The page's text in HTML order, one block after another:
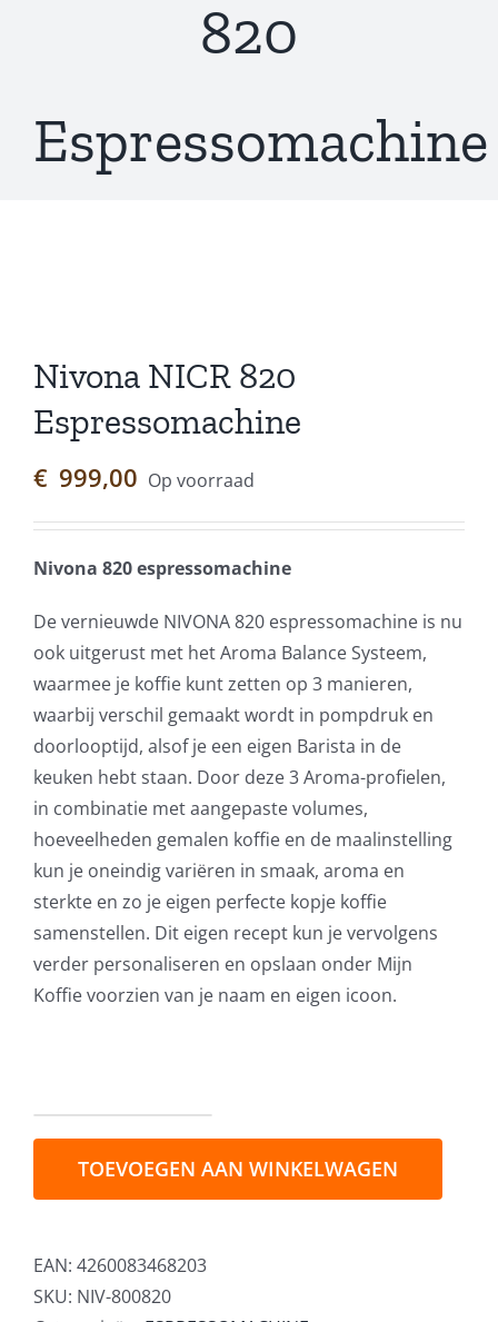
820
Espressomachine
Nivona NICR 820
Espressomachine
€ 999,00 Op voorraad
Nivona 820 espressomachine
De vernieuwde NIVONA 820 espressomachine is nu
ook uitgerust met het Aroma Balance Systeem,
waarmee je koffie kunt zetten op 3 manieren,
waarbij verschil gemaakt wordt in pompdruk en
doorlooptijd, alsof je een eigen Barista in de
keuken hebt staan. Door deze 3 Aroma-profielen,
in combinatie met aangepaste volumes,
hoeveelheden gemalen koffie en de maalinstelling
kun je oneindig variëren in smaak, aroma en
sterkte en zo je eigen perfecte kopje koffie
samenstellen. Dit eigen recept kun je vervolgens
verder personaliseren en opslaan onder Mijn
Koffie voorzien van je naam en eigen icoon.
NICR
aantal
TOEVOEGEN AAN WINKELWAGEN
EAN: 4260083468203
SKU: NIV-800820